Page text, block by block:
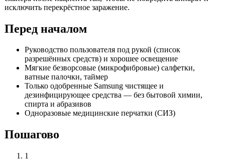
исключить перекрёстное заражение.
Перед началом
Руководство пользователя под рукой (список
разрешённых средств) и хорошее освещение
Мягкие безворсовые (микрофибровые) салфетки,
ватные палочки, таймер
Только одобренные Samsung чистящее и
дезинфицирующее средства — без бытовой химии,
спирта и абразивов
Одноразовые медицинские перчатки (СИЗ)
Пошагово
1